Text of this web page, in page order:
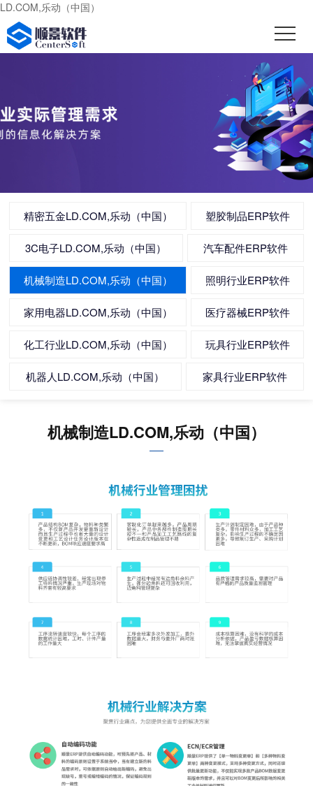
LD.COM,乐动（中国）
精密五金LD.COM,乐动（中国） 塑胶制品ERP软件
3C电子LD.COM,乐动（中国） 汽车配件ERP软件
机械制造LD.COM,乐动（中国） 照明行业ERP软件
家用电器LD.COM,乐动（中国） 医疗器械ERP软件
化工行业LD.COM,乐动（中国） 玩具行业ERP软件
机器人LD.COM,乐动（中国） 家具行业ERP软件
机械制造LD.COM,乐动（中国）